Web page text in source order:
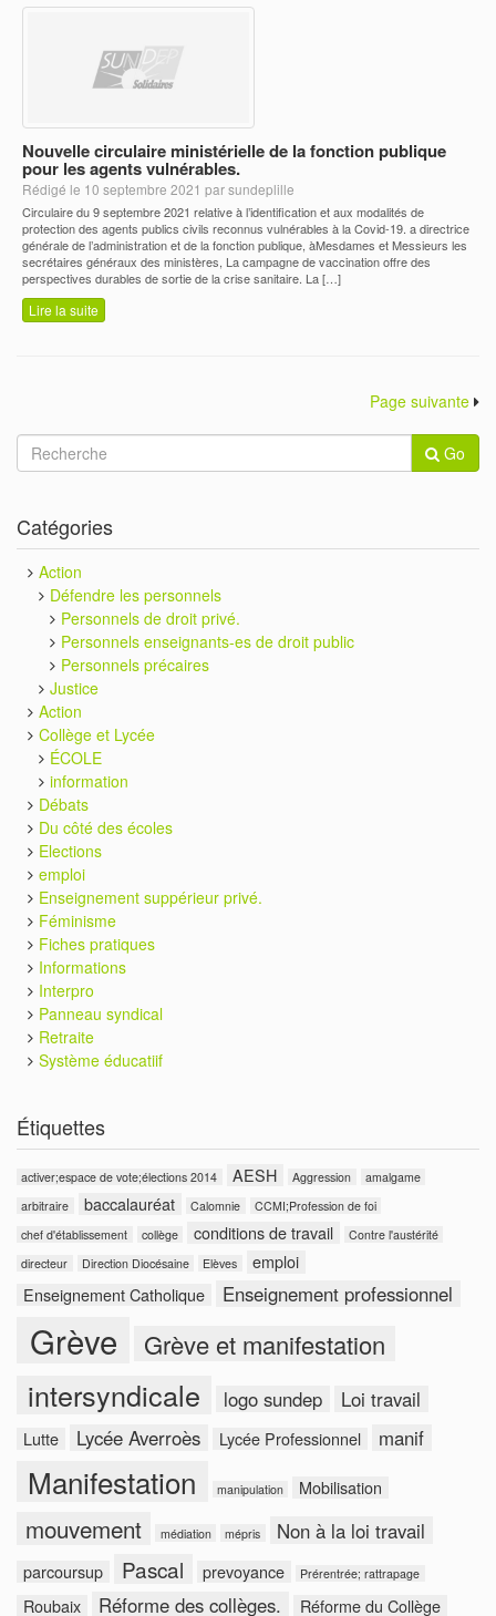
Nouvelle circulaire ministérielle de la fonction publique
pour les agents vulnérables.
Rédigé le 10 septembre 2021 par sundeplille
Circulaire du 9 septembre 2021 relative à l’identification et aux modalités de
protection des agents publics civils reconnus vulnérables à la Covid-19. a directrice
générale de l’administration et de la fonction publique, àMesdames et Messieurs les
secrétaires généraux des ministères, La campagne de vaccination offre des
perspectives durables de sortie de la crise sanitaire. La […]
Lire la suite
Page suivante
Go
Catégories
Action
Défendre les personnels
Personnels de droit privé.
Personnels enseignants-es de droit public
Personnels précaires
Justice
Action
Collège et Lycée
ÉCOLE
information
Débats
Du côté des écoles
Elections
emploi
Enseignement suppérieur privé.
Féminisme
Fiches pratiques
Informations
Interpro
Panneau syndical
Retraite
Système éducatiif
Étiquettes
activer;espace de vote;élections 2014 AESH Aggression
amalgame
arbitraire
baccalauréat Calomnie
CCMI;Profession de foi
chef d'établissement
collège conditions de travail
Contre l'austérité
directeur
Direction Diocésaine Elèves
emploi
Enseignement Catholique
Enseignement professionnel
Grève Grève et manifestation
intersyndicale logo sundep Loi travail
Lutte Lycée Averroès Lycée Professionnel manif
Manifestation manipulation Mobilisation
mouvement médiation mépris Non à la loi travail
parcoursup Pascal prevoyance Prérentrée; rattrapage
Roubaix Réforme des collèges. Réforme du Collège